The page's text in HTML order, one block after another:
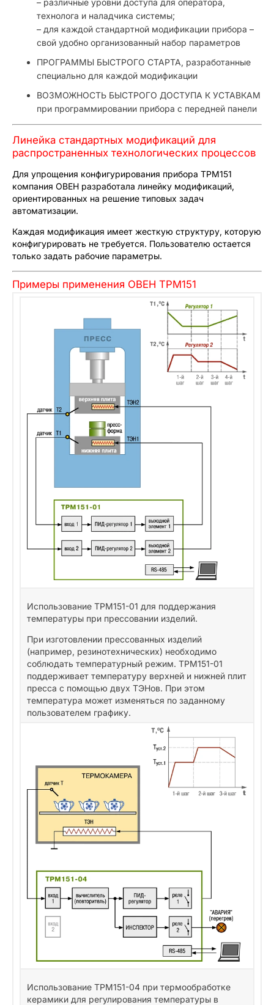
– различные уровни доступа для оператора,
технолога и наладчика системы;
– для каждой стандартной модификации прибора –
свой удобно организованный набор параметров
ПРОГРАММЫ БЫСТРОГО СТАРТА, разработанные
специально для каждой модификации
ВОЗМОЖНОСТЬ БЫСТРОГО ДОСТУПА К УСТАВКАМ
при программировании прибора с передней панели
Линейка стандартных модификаций для
распространенных технологических процессов
Для упрощения конфигурирования прибора ТРМ151
компания ОВЕН разработала линейку модификаций,
ориентированных на решение типовых задач
автоматизации.
Каждая модификация имеет жесткую структуру, которую
конфигурировать не требуется. Пользователю остается
только задать рабочие параметры.
Примеры применения ОВЕН ТРМ151
Использование ТРМ151-01 для поддержания
температуры при прессовании изделий.
При изготовлении прессованных изделий
(например, резинотехнических) необходимо
соблюдать температурный режим. ТРМ151-01
поддерживает температуру верхней и нижней плит
пресса с помощью двух ТЭНов. При этом
температура может изменяться по заданному
пользователем графику.
Использование ТРМ151-04 при термообработке
керамики для регулирования температуры в